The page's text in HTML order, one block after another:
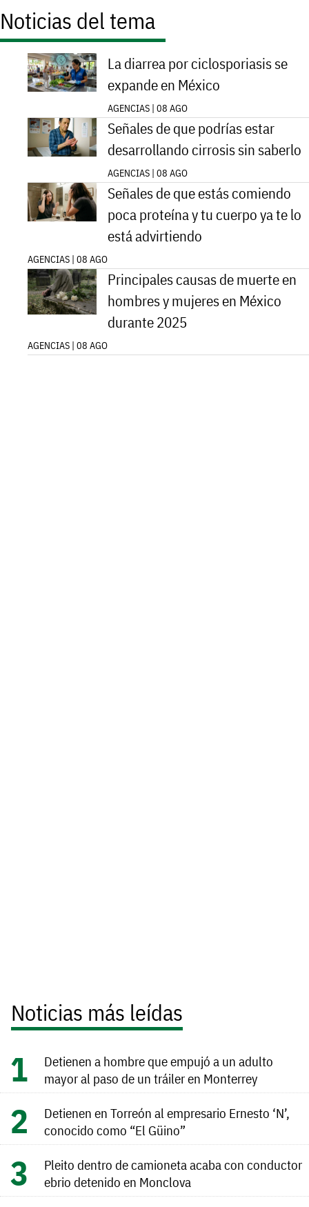
Noticias del tema
La diarrea por ciclosporiasis se
expande en México
AGENCIAS | 08 AGO
Señales de que podrías estar
desarrollando cirrosis sin saberlo
AGENCIAS | 08 AGO
Señales de que estás comiendo
poca proteína y tu cuerpo ya te lo
está advirtiendo
AGENCIAS | 08 AGO
Principales causas de muerte en
hombres y mujeres en México
durante 2025
AGENCIAS | 08 AGO
Noticias más leídas
Detienen a hombre que empujó a un adulto
mayor al paso de un tráiler en Monterrey
Detienen en Torreón al empresario Ernesto ‘N’,
conocido como “El Güino”
Pleito dentro de camioneta acaba con conductor
ebrio detenido en Monclova